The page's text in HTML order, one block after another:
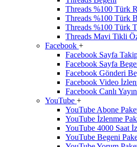
Threads %100 Türk
Threads %100 Türk
Threads %100 Türk
Threads Mavi Tikli
Facebook +
Facebook Sayfa
Facebook Sayfa
Facebook Gönderi
Facebook Video
Facebook Canlı
YouTube +
YouTube Abone
YouTube İzlenme
YouTube 4000 Saat
YouTube Begeni